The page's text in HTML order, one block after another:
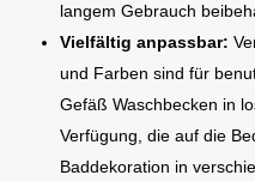
langem Gebrauch
Vielfältig anpassbar:
und Farben sind für
Gefäß Waschbecken in
Verfügung, die auf die
Baddekoration in